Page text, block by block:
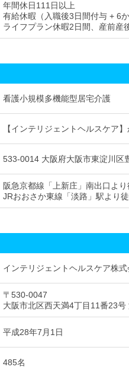
年間休日111日以上
有給休暇（入職後3日間付与 + 6
ライフプラン休暇2日間、産前産
看護小規模多機能型居宅介護
【インテリジェントヘルスケア
533-0014 大阪府大阪市東淀川区
阪急京都線「上新庄」南出口よ
JRおおさか東線「淡路」駅より
インテリジェントヘルスケア株式
〒530-0047
大阪市北区西天満4丁目11番23号
平成28年7月1日
485名